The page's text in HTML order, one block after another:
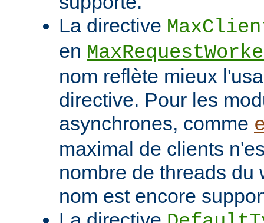
La directive
en
nom reflète mieux
directive. Pour les
asynchrones, comme
maximal de clients
nombre de threads du
nom est encore